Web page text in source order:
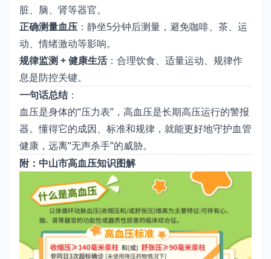
脏、脑、肾等器官。
正确测量血压 ：静坐5分钟后测量，避免咖啡、茶、运
动、情绪激动等影响。
规律监测 + 健康生活：合理饮食、适量运动、规律作
息是防控关键。
一句话总结：
血压是身体的“压力表”，高血压是长期高压运行的警报
器。懂得它的成因、标准和规律，就能更好地守护血管
健康，远离“无声杀手”的威胁。
附：中山市高血压知识图解